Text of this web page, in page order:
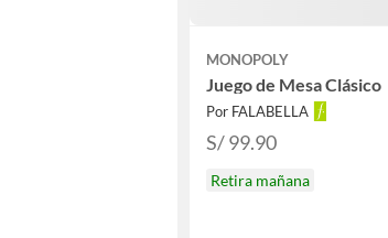
MONOPOLY
Juego de Mesa Clásico
Por FALABELLA
S/ 99.90
Retira mañana